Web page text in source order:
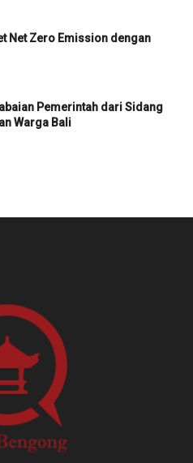
Net Zero Emission dengan
Pemerintah dari Sidang
Warga Bali